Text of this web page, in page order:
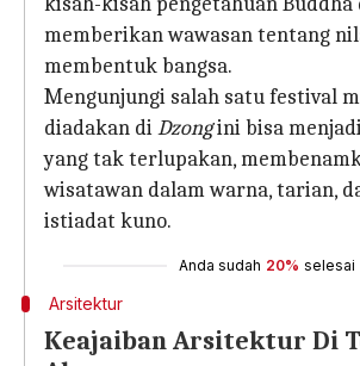
memberikan wawasan tentang
membentuk bangsa.
Mengunjungi salah satu festival
diadakan diDzongini bisa
yang tak terlupakan,
wisatawan dalam warna, tarian,
istiadat kuno.
Anda sudah 20% selesai
Arsitektur
Keajaiban Arsitektur Di